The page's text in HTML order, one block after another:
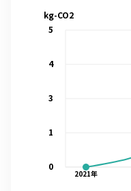
2021年
0
1
3
4
5
kg-CO2